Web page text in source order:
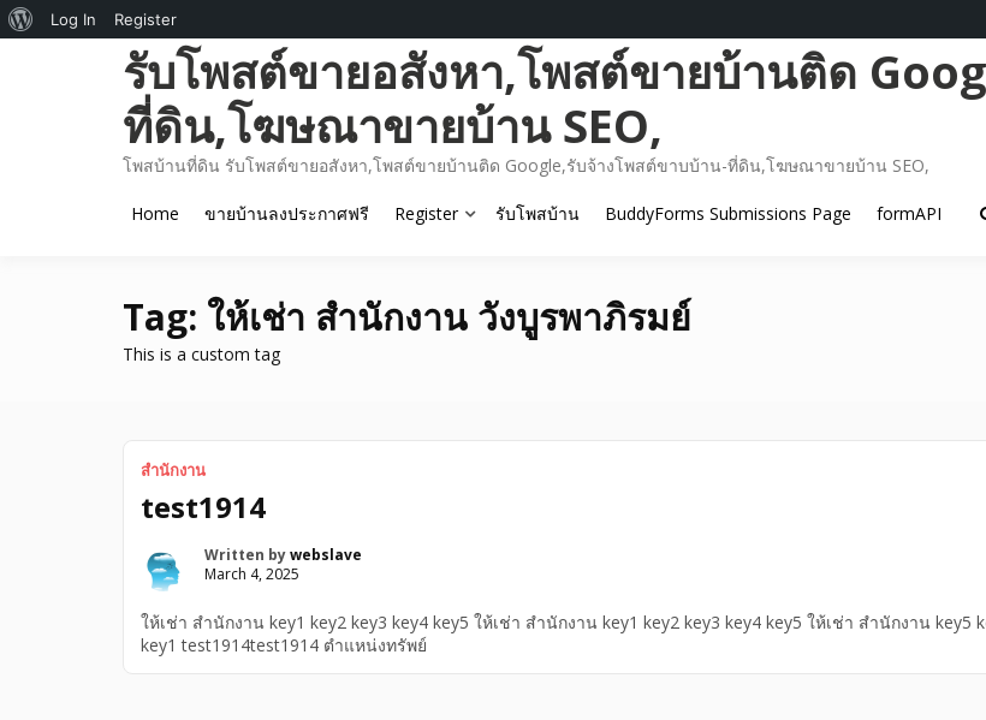
รับโพสต์ขายอสังหา,โพสต์ขายบ้านติด
ที่ดิน,โฆษณาขายบ้าน SEO,
โพสบ้านที่ดิน รับโพสต์ขายอสังหา,โพสต์ขายบ้านติด Google,รับจ้างโพสต์ขาบบ้าน-ที่ดิน,โฆษณาขายบ้าน SEO,
Home ขายบ้านลงประกาศฟรี Register รับโพสบ้าน BuddyForms Submissions Page formAPI
Tag: ให้เช่า สำนักงาน วังบูรพาภิรมย์
This is a custom tag
สำนักงาน
test1914
Written bywebslave
March 4, 2025
ให้เช่า สำนักงาน key1 key2 key3 key4 key5 ให้เช่า สำนักงาน key1 key2 key3 key4 key5 ให้เช่า สำนักงาน key5
key1 test1914test1914 ตำแหน่งทรัพย์
About
Log In Register